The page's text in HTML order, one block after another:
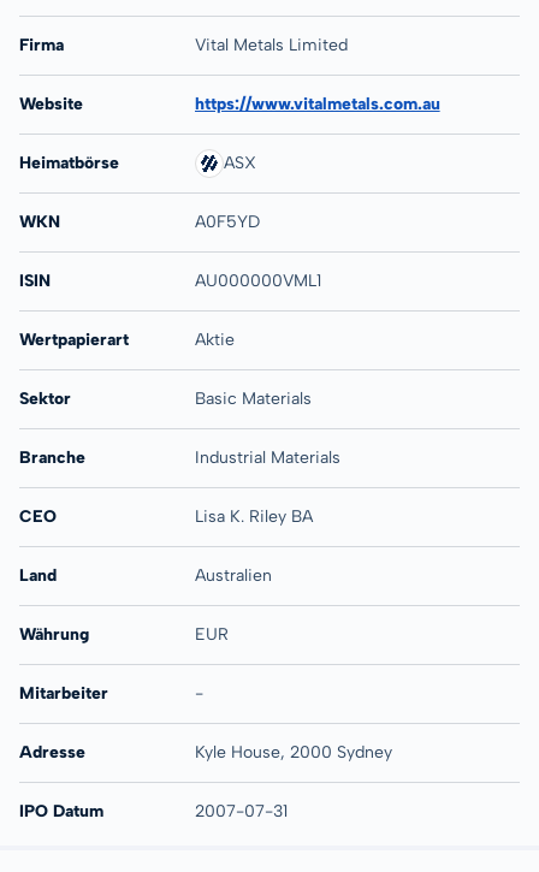
Firma Vital Metals Limited
Website https://www.vitalmetals.com.au
Heimatbörse ASX
WKN A0F5YD
ISIN AU000000VML1
Wertpapierart Aktie
Sektor Basic Materials
Branche Industrial Materials
CEO Lisa K. Riley BA
Land Australien
Währung EUR
Mitarbeiter -
Adresse Kyle House, 2000 Sydney
IPO Datum 2007-07-31